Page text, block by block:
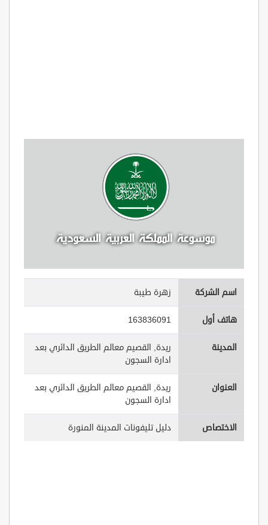
اسم الشركة زهرة طيبة
هاتف أول 163836091
المدينة
ريدة, القصيم معالم الطريق الدائري بعد
ادارة السجون
العنوان
ريدة, القصيم معالم الطريق الدائري بعد
ادارة السجون
الاختصاص دليل تليفونات المدينة المنورة